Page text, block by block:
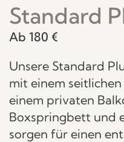
Standard
Ab 180 €
Unsere Standard
mit einem
einem privaten
Boxspringbett und
sorgen für einen